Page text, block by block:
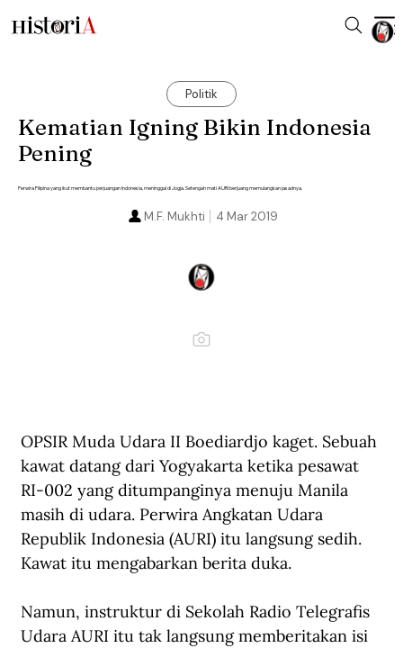
Politik
Kematian Igning Bikin Indonesia
Pening
Perwira Filipina yang ikut membantu perjuangan Indonesia, meninggal di Jogja. Setengah mati AURI berjuang memulangkan jasadnya.
4 Mar 2019
M.F. Mukhti
OPSIR Muda Udara II Boediardjo kaget. Sebuah
kawat datang dari Yogyakarta ketika pesawat
RI-002 yang ditumpanginya menuju Manila
masih di udara. Perwira Angkatan Udara
Republik Indonesia (AURI) itu langsung sedih.
Kawat itu mengabarkan berita duka.
Namun, instruktur di Sekolah Radio Telegrafis
Udara AURI itu tak langsung memberitakan isi